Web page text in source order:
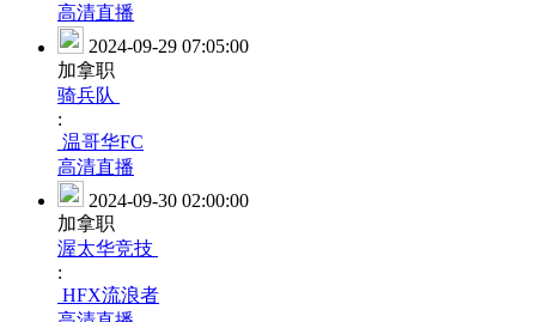
高清直播
2024-09-29 07:05:00
加拿职
骑兵队
:
温哥华FC
高清直播
2024-09-30 02:00:00
加拿职
渥太华竞技
:
HFX流浪者